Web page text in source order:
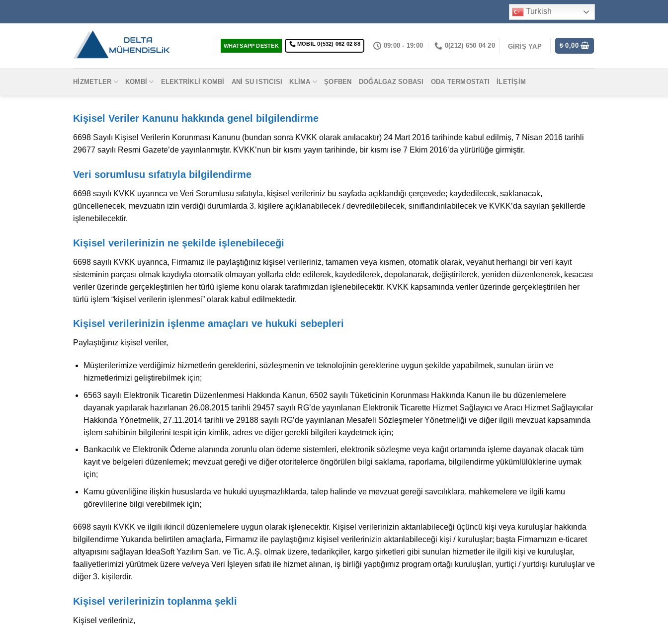
Turkish
WHATSAPP DESTEK MOBIL 0(532) 062 02 88 09:00 - 19:00 0(212) 650 04 20 GIRIŞ YAP ₺0,00
HIZMETLER KOMBI ELEKTRIKLI KOMBI ANI SU ISTICISI KLIMA ŞOFBEN DOĞALGAZ SOBASI ODA TERMOSTATI İLETIŞIM
Kişisel Veriler Kanunu hakkında genel bilgilendirme
6698 Sayılı Kişisel Verilerin Korunması Kanunu (bundan sonra KVKK olarak anılacaktır) 24 Mart 2016 tarihinde kabul edilmiş, 7 Nisan 2016 tarihli
29677 sayılı Resmi Gazete’de yayınlanmıştır. KVKK’nun bir kısmı yayın tarihinde, bir kısmı ise 7 Ekim 2016’da yürürlüğe girmiştir.
Veri sorumlusu sıfatıyla bilgilendirme
6698 sayılı KVKK uyarınca ve Veri Sorumlusu sıfatıyla, kişisel verileriniz bu sayfada açıklandığı çerçevede; kaydedilecek, saklanacak,
güncellenecek, mevzuatın izin verdiği durumlarda 3. kişilere açıklanabilecek / devredilebilecek, sınıflandırılabilecek ve KVKK’da sayılan şekillerde
işlenebilecektir.
Kişisel verilerinizin ne şekilde işlenebileceği
6698 sayılı KVKK uyarınca, Firmamız ile paylaştığınız kişisel verileriniz, tamamen veya kısmen, otomatik olarak, veyahut herhangi bir veri kayıt
sisteminin parçası olmak kaydıyla otomatik olmayan yollarla elde edilerek, kaydedilerek, depolanarak, değiştirilerek, yeniden düzenlenerek, kısacası
veriler üzerinde gerçekleştirilen her türlü işleme konu olarak tarafımızdan işlenebilecektir. KVKK kapsamında veriler üzerinde gerçekleştirilen her
türlü işlem “kişisel verilerin işlenmesi” olarak kabul edilmektedir.
Kişisel verilerinizin işlenme amaçları ve hukuki sebepleri
Paylaştığınız kişisel veriler,
Müşterilerimize verdiğimiz hizmetlerin gereklerini, sözleşmenin ve teknolojinin gereklerine uygun şekilde yapabilmek, sunulan ürün ve
hizmetlerimizi geliştirebilmek için;
6563 sayılı Elektronik Ticaretin Düzenlenmesi Hakkında Kanun, 6502 sayılı Tüketicinin Korunması Hakkında Kanun ile bu düzenlemelere
dayanak yapılarak hazırlanan 26.08.2015 tarihli 29457 sayılı RG’de yayınlanan Elektronik Ticarette Hizmet Sağlayıcı ve Aracı Hizmet Sağlayıcılar
Hakkında Yönetmelik, 27.11.2014 tarihli ve 29188 sayılı RG’de yayınlanan Mesafeli Sözleşmeler Yönetmeliği ve diğer ilgili mevzuat kapsamında
işlem sahibinin bilgilerini tespit için kimlik, adres ve diğer gerekli bilgileri kaydetmek için;
Bankacılık ve Elektronik Ödeme alanında zorunlu olan ödeme sistemleri, elektronik sözleşme veya kağıt ortamında işleme dayanak olacak tüm
kayıt ve belgeleri düzenlemek; mevzuat gereği ve diğer otoritelerce öngörülen bilgi saklama, raporlama, bilgilendirme yükümlülüklerine uymak
için;
Kamu güvenliğine ilişkin hususlarda ve hukuki uyuşmazlıklarda, talep halinde ve mevzuat gereği savcılıklara, mahkemelere ve ilgili kamu
görevlilerine bilgi verebilmek için;
6698 sayılı KVKK ve ilgili ikincil düzenlemelere uygun olarak işlenecektir. Kişisel verilerinizin aktarılabileceği üçüncü kişi veya kuruluşlar hakkında
bilgilendirme Yukarıda belirtilen amaçlarla, Firmamız ile paylaştığınız kişisel verilerinizin aktarılabileceği kişi / kuruluşlar; başta Firmamızın e-ticaret
altyapısını sağlayan IdeaSoft Yazılım San. ve Tic. A.Ş. olmak üzere, tedarikçiler, kargo şirketleri gibi sunulan hizmetler ile ilgili kişi ve kuruluşlar,
faaliyetlerimizi yürütmek üzere ve/veya Veri İşleyen sıfatı ile hizmet alınan, iş birliği yaptığımız program ortağı kuruluşları, yurtiçi / yurtdışı kuruluşlar ve
diğer 3. kişilerdir.
Kişisel verilerinizin toplanma şekli
Kişisel verileriniz,